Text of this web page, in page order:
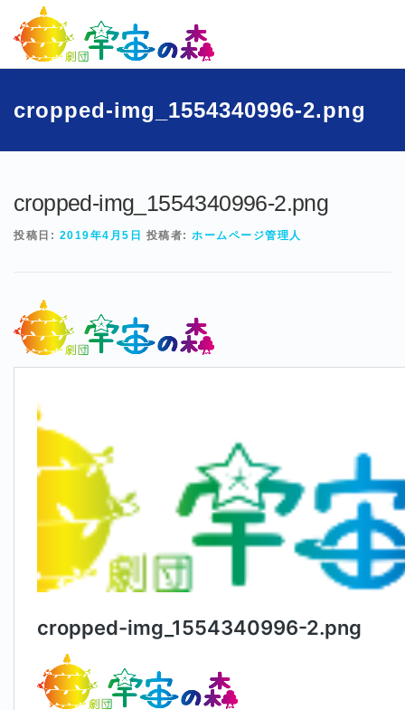
ッ
宇宙の森とは 劇団員一覧 過去公演
cropped-img_1554340996-2.png
cropped-img_1554340996-2.png
投稿日: 2019年4月5日 投稿者: ホームページ管理人